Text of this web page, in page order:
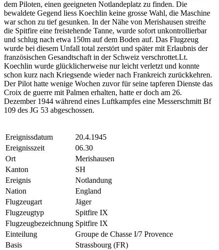
dem Piloten, einen geeigneten Notlandeplatz zu finden. Die
bewaldete Gegend liess Koechlin keine grosse Wahl, die Maschine
war schon zu tief gesunken. In der Nähe von Merishausen streifte
die Spitfire eine freistehende Tanne, wurde sofort unkontrollierbar
und schlug nach etwa 150m auf dem Boden auf. Das Flugzeug
wurde bei diesem Unfall total zerstört und später mit Erlaubnis der
französischen Gesandtschaft in der Schweiz verschrottet.Lt.
Koechlin wurde glücklicherweise nur leicht verletzt und konnte
schon kurz nach Kriegsende wieder nach Frankreich zurückkehren.
Der Pilot hatte wenige Wochen zuvor für seine tapferen Dienste das
Croix de guerre mit Palmen erhalten, hatte er doch am 26.
Dezember 1944 während eines Luftkampfes eine Messerschmitt Bf
109 des JG 53 abgeschossen.
Ereignissdatum
20.4.1945
Ereignisszeit
06.30
Ort
Merishausen
Kanton
SH
Ereignis
Notlandung
Nation
England
Flugzeugart
Jäger
Flugzeugtyp
Spitfire IX
Flugzeugbezeichnung Spitfire IX
Einteilung
Groupe de Chasse I/7 Provence
Basis
Strassbourg (FR)